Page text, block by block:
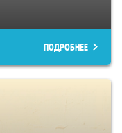
ПОДРОБНЕЕ